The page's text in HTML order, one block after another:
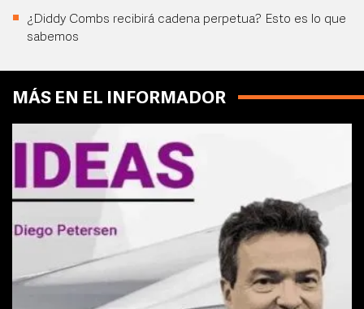
¿Diddy Combs recibirá cadena perpetua? Esto es lo que
sabemos
MÁS EN EL INFORMADOR